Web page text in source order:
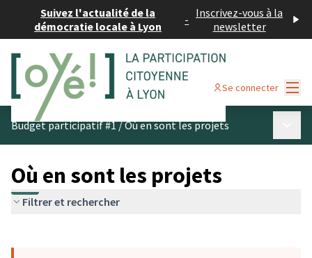
Suivez l'actualité de la
démocratie locale à Lyon
- Inscrivez-vous à la
newsletter
Se connecter
Budget participatif #1/Où en sont les projets
Où en sont les projets
Filtrer et rechercher